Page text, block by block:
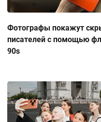
Фотографы покажут
писателей с помощью
90s